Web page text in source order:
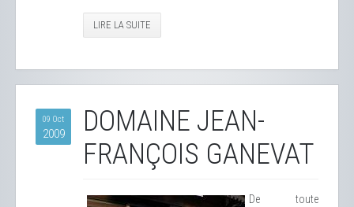
LIRE LA SUITE
09 Oct
2009
DOMAINE JEAN-
FRANÇOIS GANEVAT
De toute